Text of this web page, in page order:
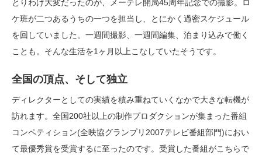
とりわけ大変だったのが、メーテレ開局45周年記念での撮影。ロ
ケ班が二つあるうちの一つを担当し、とにかく過密スケジュール
を回していました。一週間撮影、一週間編集、泊まり込みで働く
ことも。そんな生活を1ヶ月以上こなしていたそうです。
全国の頂点、そして独立
ディレクターとしての実績を積み重ねていくなかで大きな転機が
訪れます。全国200社以上の制作プロダクションが集まった番組
コンペティション(全映協グランプリ2007テレビ番組部門)におい
て最優秀賞を受賞するに至ったのです。受賞した番組がこちらで